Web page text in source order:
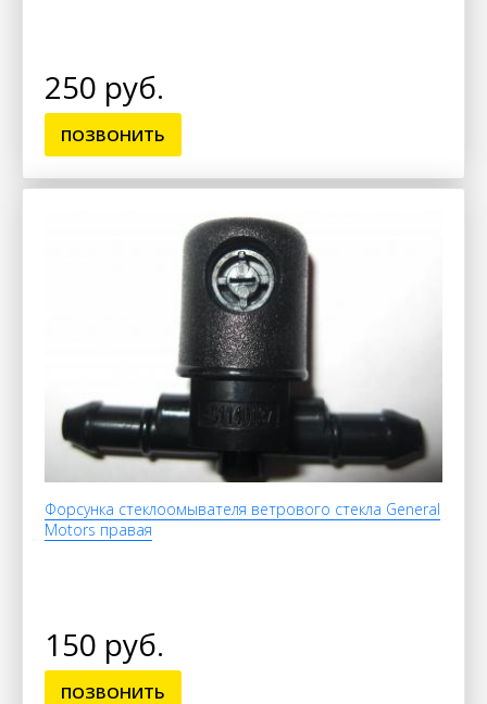
250 руб.
ПОЗВОНИТЬ
Форсунка стеклоомывателя ветрового стекла General
Motors правая
150 руб.
ПОЗВОНИТЬ